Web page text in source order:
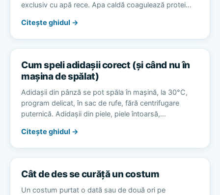
exclusiv cu apă rece. Apa caldă coagulează protei…
Citește ghidul →
Cum speli adidașii corect (și când nu în
mașina de spălat)
Adidașii din pânză se pot spăla în mașină, la 30°C,
program delicat, în sac de rufe, fără centrifugare
puternică. Adidașii din piele, piele întoarsă,…
Citește ghidul →
Cât de des se curăță un costum
Un costum purtat o dată sau de două ori pe